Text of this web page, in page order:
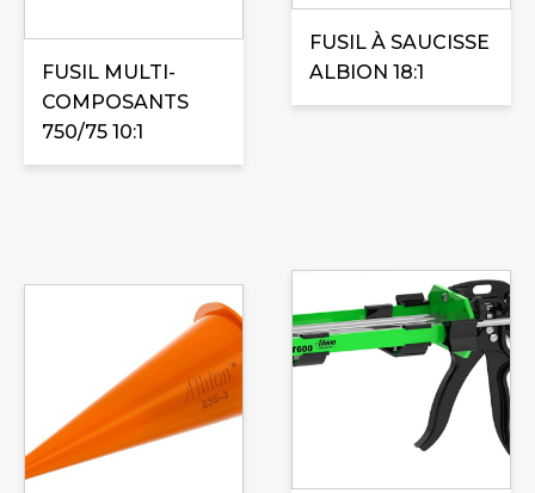
FUSIL MULTI-
COMPOSANTS
750/75 10:1
FUSIL À SAUCISSE
ALBION 18:1